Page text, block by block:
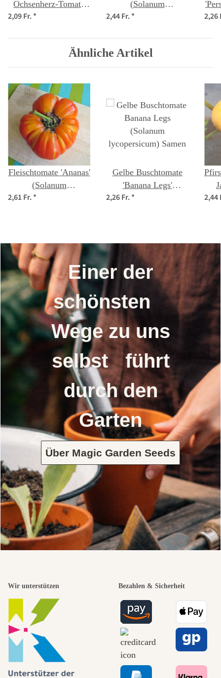
Ochsenherz-Tomate
'Cuore di bue'
2,09 Fr.*
(Solanum
lycopersicum) Samen
2,44 Fr.* 2,26
Ähnliche Artikel
Fleischtomate 'Ananas'
(Solanum
lycopersicum) Bio
2,61 Fr.*
Gelbe Buschtomate
'Banana Legs'
(Solanum
2,26 Fr.* 2,44
Einer der
schönsten
Wege zu uns
selbst führt
durch den
Garten
Über Magic Garden Seeds
Wir unterstützen Bezahlen & Sicherheit